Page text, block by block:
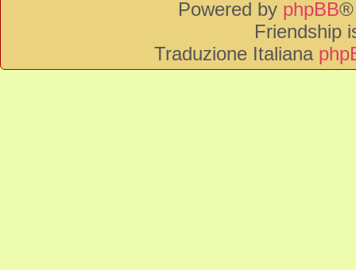
Powered by phpBB®
Friendship
Traduzione Italiana